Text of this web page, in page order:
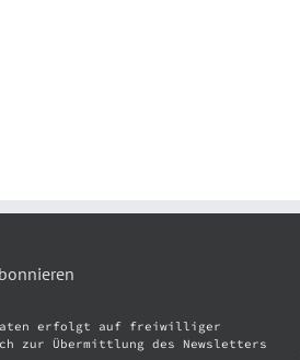
erfolgt auf freiwilliger
zur Übermittlung des Newsletters